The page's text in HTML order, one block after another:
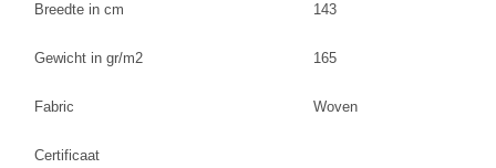
Breedte in cm 143
Gewicht in gr/m2 165
Fabric Woven
Certificaat